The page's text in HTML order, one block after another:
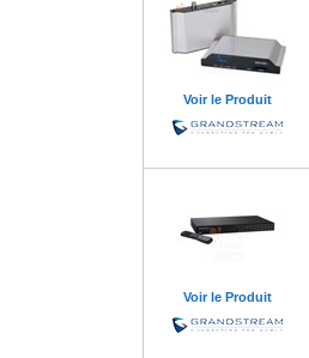
Voir le Produit
Voir le Produit